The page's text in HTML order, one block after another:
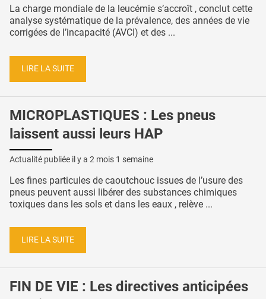
La charge mondiale de la leucémie s’accroît , conclut cette
analyse systématique de la prévalence, des années de vie
corrigées de l’incapacité (AVCI) et des ...
LIRE LA SUITE
MICROPLASTIQUES : Les pneus
laissent aussi leurs HAP
Actualité publiée il y a 2 mois 1 semaine
Les fines particules de caoutchouc issues de l’usure des
pneus peuvent aussi libérer des substances chimiques
toxiques dans les sols et dans les eaux , relève ...
LIRE LA SUITE
FIN DE VIE : Les directives anticipées